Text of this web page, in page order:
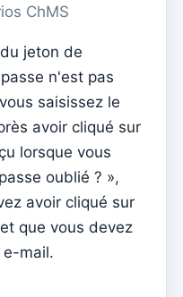
envoyer des emails
ChMS
jeton de
n'est pas
saisissez le
avoir cliqué sur
lorsque vous
oublié ? »,
avoir cliqué sur
que vous devez
mail.